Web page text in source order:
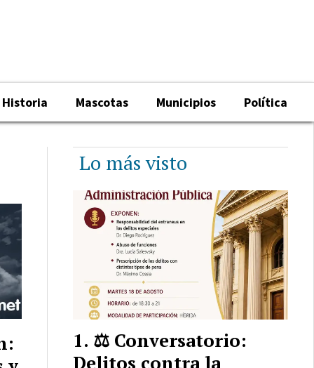
Historia Mascotas Municipios Política
Lo más visto
⚖️ Conversatorio:
Delitos contra la